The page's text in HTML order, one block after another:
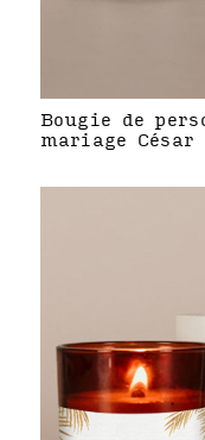
Bougie de
mariage César